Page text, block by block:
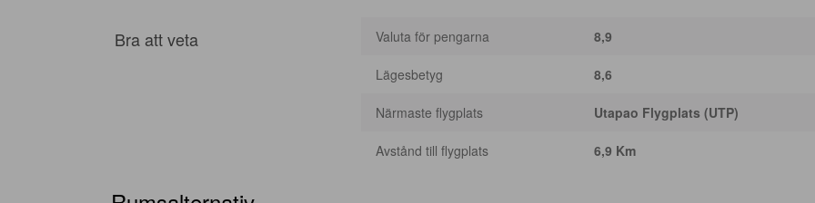
Bra att veta Valuta för pengarna 8,9
Lägesbetyg 8,6
Närmaste flygplats Utapao Flygplats (UTP)
Avstånd till flygplats 6,9 Km